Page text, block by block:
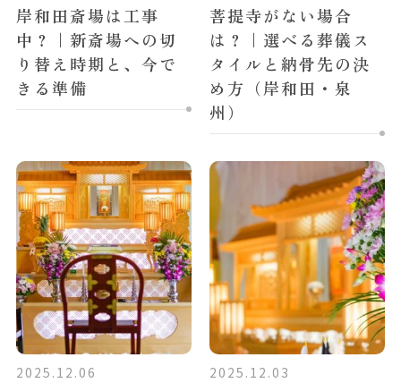
岸和田斎場は工事
中？｜新斎場への切
り替え時期と、今で
きる準備
菩提寺がない場合
は？｜選べる葬儀ス
タイルと納骨先の決
め方（岸和田・泉
州）
2025.12.06 2025.12.03